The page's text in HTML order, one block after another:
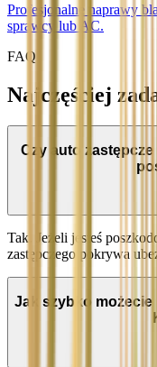
Profesjonalne naprawy
sprawcy lub AC.
FAQ
Najczęściej
Czy auto zastępcze
Tak. Jeżeli jesteś
zastępczego pokrywa
Jak szybko